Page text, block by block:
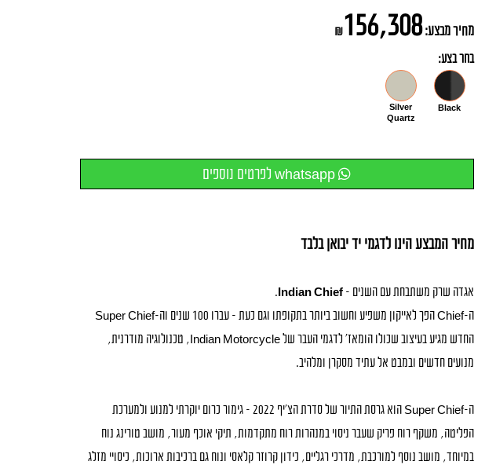
מחיר מבצע: ₪156,308
בחר בצע:
Black
Silver
Quartz
whatsapp לפרטים נוספים
מחיר המבצע הינו לדגמי יד יבואן בלבד
אגדה שרק משתבחת עם השנים – Indian Chief
.
ה-Chief הפך לאייקון משפיע וחשוב ביותר בתקופתו וגם כעת – עברו 100 שנים וה-Super Chief
החדש מגיע בעיצוב שכולו הומאז’ לדגמי העבר של Indian Motorcycle, טכנולוגיה מודרנית,
מנועים חדשים ובמבט אל עתיד מסקרן ומלהיב.
ה-Super Chief הוא גרסת התיור של סדרת הצ’יף 2022 – גימור כרום יוקרתי למנוע ולמערכת
הפליטה, משקף רוח פריק שעבר ניסוי במנהרות רוח מתקדמות, תיקי אוכף מעור, מושב טורינג נוח
במיוחד, מושב נוסף למורכבת, מדרכי רגליים, כידון קרוזר קלאסי ונוח גם ברכיבות ארוכות, כיסויי מזלג